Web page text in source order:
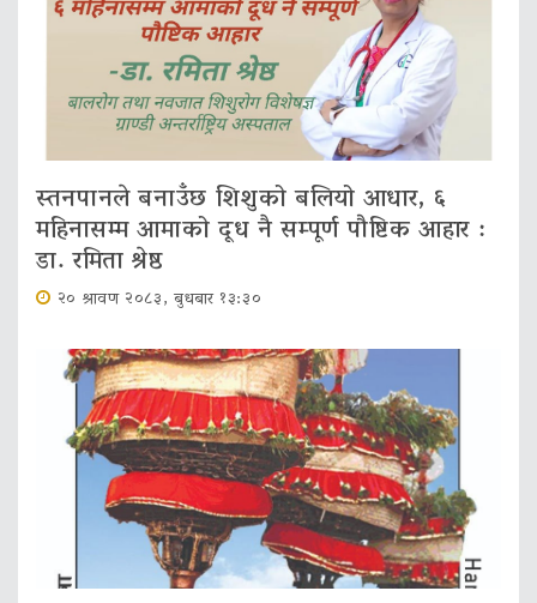
स्तनपानले बनाउँछ शिशुको बलियो आधार, ६
महिनासम्म आमाको दूध नै सम्पूर्ण पौष्टिक आहार :
डा. रमिता श्रेष्ठ
२० श्रावण २०८३, बुधबार १३:३०